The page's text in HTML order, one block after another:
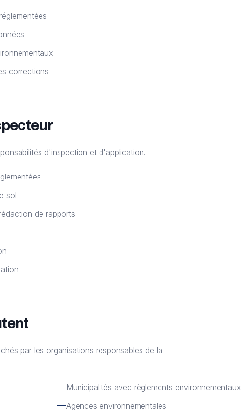
corrections
d'inspection et d'application.
sol
de rapports
par les organisations responsables de la
Municipalités avec règlements environnementaux
Agences environnementales